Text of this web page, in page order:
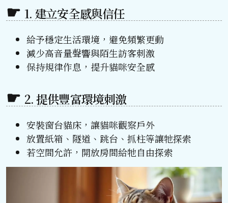
1. 建立安全感與信任
給予穩定生活環境，避免頻繁更動
減少高音量聲響與陌生訪客刺激
保持規律作息，提升貓咪安全感
2. 提供豐富環境刺激
安裝窗台貓床，讓貓咪觀察戶外
放置紙箱、隧道、跳台、抓柱等讓牠探索
若空間允許，開放房間給牠自由探索